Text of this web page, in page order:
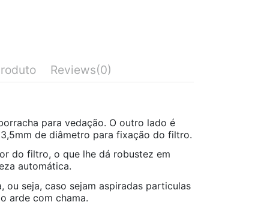
Reviews(0)
para vedação. O outro lado é
de diâmetro para fixação do filtro.
do filtro, o que lhe dá robustez em
automática.
ou seja, caso sejam aspiradas particulas
arde com chama.